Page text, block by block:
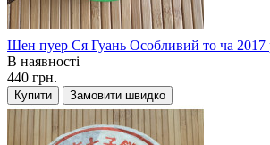
Шен пуер Ся Гуань Особливий то ча 2017
В наявності
440 грн.
Купити Замовити швидко